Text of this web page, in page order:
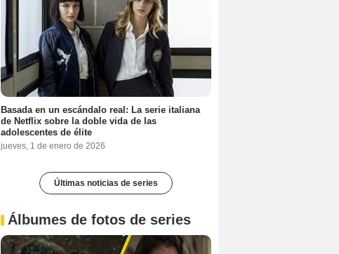
Basada en un escándalo real: La serie italiana
de Netflix sobre la doble vida de las
adolescentes de élite
jueves, 1 de enero de 2026
Últimas noticias de series
Álbumes de fotos de series